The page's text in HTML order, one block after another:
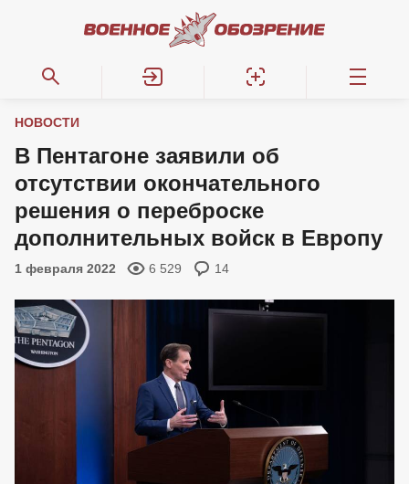
НОВОСТИ
В Пентагоне заявили об
отсутствии окончательного
решения о переброске
дополнительных войск в Европу
1 февраля 2022 6 529 14